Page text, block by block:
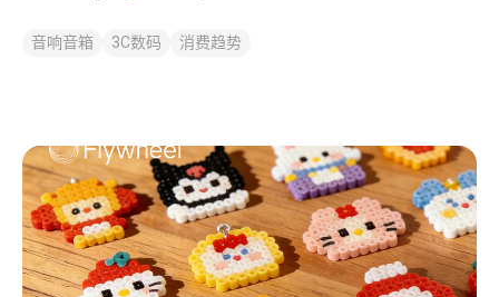
音响音箱 3C数码 消费趋势